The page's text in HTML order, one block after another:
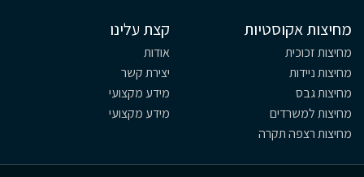
מחיצות אקוסטיות
מחיצות זכוכית
מחיצות ניידות
מחיצות גבס
מחיצות למשרדים
מחיצות רצפה תקרה
קצת עלינו
אודות
יצירת קשר
מידע מקצועי
מידע מקצועי